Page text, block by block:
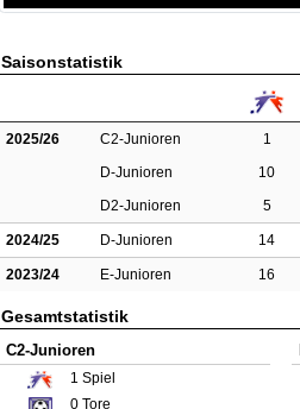
Saisonstatistik
2025/26 C2-Junioren 1
D-Junioren
10
D2-Junioren
5
2024/25 D-Junioren 14
2023/24 E-Junioren 16
Gesamtstatistik
C2-Junioren
1 Spiel
0 Tore